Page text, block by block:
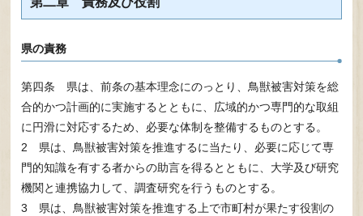
県の責務
第四条 県は、前条の基本理念にのっとり、鳥獣被害対策を総
合的かつ計画的に実施するとともに、広域的かつ専門的な取組
に円滑に対応するため、必要な体制を整備するものとする。
2 県は、鳥獣被害対策を推進するに当たり、必要に応じて専
門的知識を有する者からの助言を得るとともに、大学及び研究
機関と連携協力して、調査研究を行うものとする。
3 県は、鳥獣被害対策を推進する上で市町村が果たす役割の